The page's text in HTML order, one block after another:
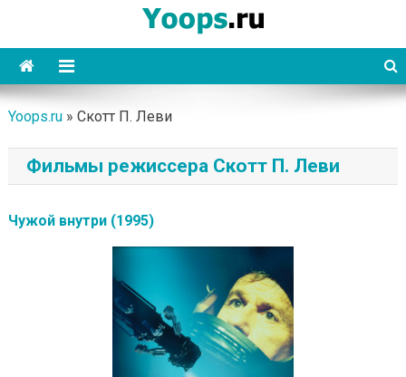
content
Yoops
Yoops.ru» Скотт П. Леви
Фильмы режиссера Скотт П. Леви
Чужой внутри (1995)